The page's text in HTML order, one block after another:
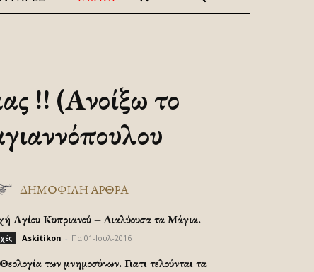
!! (Ανοίξω το
ΔΗΜΟΦΙΛΗ ΑΡΘΡΑ
Αγίου Κυπριανού – Διαλύουσα τα Μάγια.
Askitikon Πα 01-Ιούλ-2016
των μνημοσύνων. Γιατι τελούνται τα